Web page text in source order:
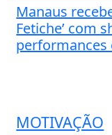
Manaus
Fetiche’ com
performances
MOTIVAÇÃO